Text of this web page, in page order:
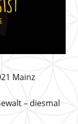
Mainz
– diesmal